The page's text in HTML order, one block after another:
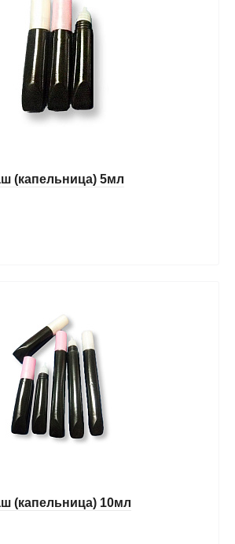
(капельница) 5мл
(капельница) 10мл